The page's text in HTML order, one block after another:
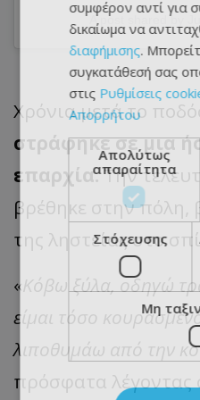
A post shared by
Χρόνια μετά το
στράφηκε σε μια
επαρχία.Την
βρέθηκε στην πόλη,
της ληστείας στο
«Κόβω ξύλα, οδηγώ
είμαι τόσο
λιποθυμάω από την
πρόσφατα λέγοντας
συμφέρον αντί για
δικαίωμα να
διαφήμισης.
συγκατάθεσή σας
στις Ρυθμίσεις
Απορρήτου
Απολύτως
απαραίτητα
Στόχευσης
Μη